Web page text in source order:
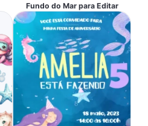
Fundo do Mar para Editar